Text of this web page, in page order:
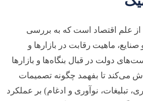
علم اقتصاد است که به بررسی
صنایع، ماهیت رقابت در بازارها و
دولت در قبال بنگاه‌ها و بازارها
می‌کند تا بفهمد چگونه تصمیمات
تبلیغات، نوآوری و ادغام) بر عملکرد